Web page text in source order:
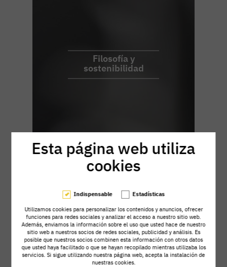
Filosofía y
sostenibilidad
Esta página web utiliza
cookies
Indispensable Estadísticas
Utilizamos cookies para personalizar los contenidos y anuncios, ofrecer
funciones para redes sociales y analizar el acceso a nuestro sitio web.
Además, enviamos la información sobre el uso que usted hace de nuestro
sitio web a nuestros socios de redes sociales, publicidad y análisis. Es
posible que nuestros socios combinen esta información con otros datos
que usted haya facilitado o que se hayan recopilado mientras utilizaba los
servicios. Si sigue utilizando nuestra página web, acepta la instalación de
nuestras cookies.